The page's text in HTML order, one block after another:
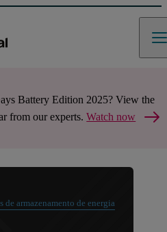
Battery Edition 2025? View the
from our experts.Watch now
de armazenamento de energia